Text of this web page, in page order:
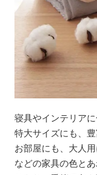
寝具やインテリア
特大サイズにも、
お部屋にも、大人
などの家具の色と